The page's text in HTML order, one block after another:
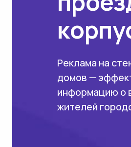
Реклама на
домов —
информацию о
жителей